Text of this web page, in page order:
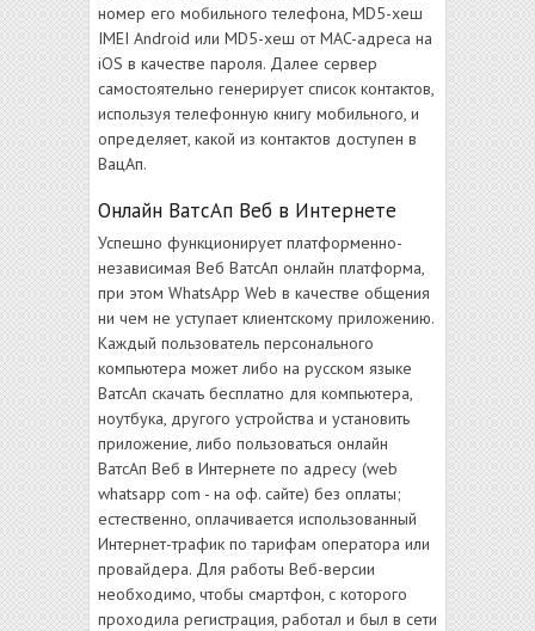
номер его мобильного телефона, MD5-хеш
IMEI Android или MD5-хеш от MAC-адреса на
iOS в качестве пароля. Далее сервер
самостоятельно генерирует список контактов,
используя телефонную книгу мобильного, и
определяет, какой из контактов доступен в
ВацАп.
Онлайн ВатсАп Веб в Интернете
Успешно функционирует платформенно-
независимая Веб ВатсАп онлайн платформа,
при этом WhatsApp Web в качестве общения
ни чем не уступает клиентскому приложению.
Каждый пользователь персонального
компьютера может либо на русском языке
ВатсАп скачать бесплатно для компьютера,
ноутбука, другого устройства и установить
приложение, либо пользоваться онлайн
ВатсАп Веб в Интернете по адресу (web
whatsapp com - на оф. сайте) без оплаты;
естественно, оплачивается использованный
Интернет-трафик по тарифам оператора или
провайдера. Для работы Веб-версии
необходимо, чтобы смартфон, с которого
проходила регистрация, работал и был в сети